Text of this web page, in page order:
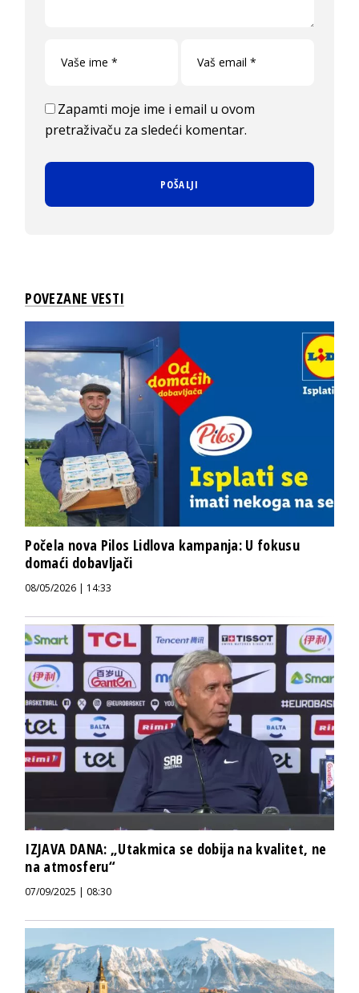
Zapamti moje ime i email u ovom
pretraživaču za sledeći komentar.
POVEZANE VESTI
Počela nova Pilos Lidlova kampanja: U fokusu
domaći dobavljači
08/05/2026 | 14:33
IZJAVA DANA: „Utakmica se dobija na kvalitet, ne
na atmosferu“
07/09/2025 | 08:30